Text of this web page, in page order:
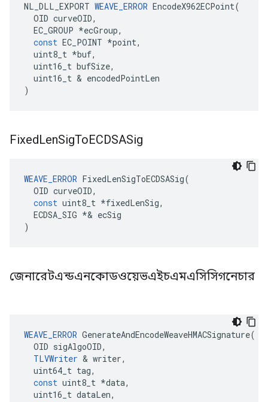
NL_DLL_EXPORT WEAVE_ERROR EncodeX962ECPoint(
OID curveOID,
EC_GROUP *ecGroup,
const EC_POINT *point,
uint8_t *buf,
uint16_t bufSize,
uint16_t & encodedPointLen
)
FixedLenSigToECDSASig
WEAVE_ERROR FixedLenSigToECDSASig(
OID curveOID,
const uint8_t *fixedLenSig,
ECDSA_SIG *& ecSig
)
জেনারেটএন্ডএনকোডওয়েভএইচএমএসিসিগনেচার
WEAVE_ERROR GenerateAndEncodeWeaveHMACSignature(
OID sigAlgoOID,
TLVWriter & writer,
uint64_t tag,
const uint8_t *data,
uint16_t dataLen,